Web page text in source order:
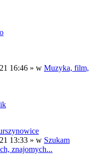
16:46 » w Muzyka, film,
13:33 » w Szukam
znajomych...